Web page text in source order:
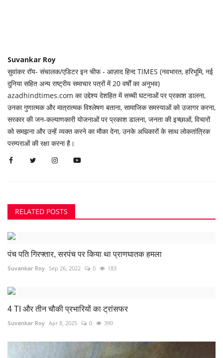
Suvankar Roy
सुवांकर रॉय- संचालक/एडिटर इन चीफ - आज़ाद हिन्द TIMES (नवभारत, हरिभूमि, नई
दुनिया सहित अन्य राष्ट्रीय समाचार पत्रों में 20 वर्षों का अनुभव)
azadhindtimes.com का उद्देश्य देशहित में सच्ची घटनाओं पर प्रकाश डालना,
उनका गुणात्मक और मात्रात्मक विश्लेषण बताना, सामाजिक समस्याओं को उजागर करना,
सरकार की जन-कल्याणकारी योजनाओं पर प्रकाश डालना, जनता की इच्छाओं, विचारों
को समझना और उन्हें व्यक्त करने का मौका देना, उनके अधिकारों के साथ लोकतांत्रिक
परम्पराओं की रक्षा करना है।
RELATED POSTS
पंच पति गिरफ्तार, सरपंच पर किया था प्राणघातक हमला
Suvankar Roy Sep 26, 2022 0 183
4 TI और तीन चौकी प्रभारियों का ट्रांसफर
Suvankar Roy Apr 8, 2025 0 390